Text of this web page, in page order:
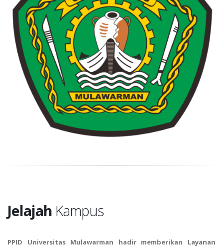
Jelajah Kampus
PPID Universitas Mulawarman hadir memberikan Layanan